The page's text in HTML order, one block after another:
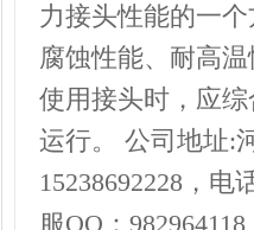
力接头性能的一
腐蚀性能、耐高
使用接头时，应
运行。 公司地址:
15238692228，电
服QQ：